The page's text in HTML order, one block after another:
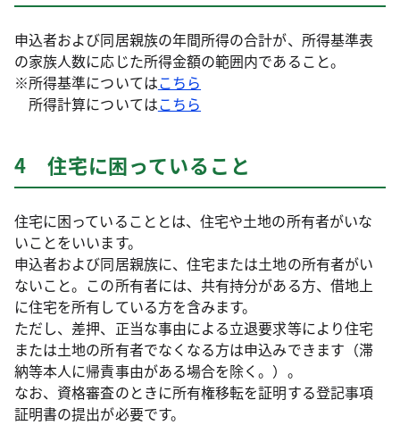
申込者および同居親族の年間所得の合計が、所得基準表
の家族人数に応じた所得金額の範囲内であること。
※所得基準についてはこちら
所得計算についてはこちら
4 住宅に困っていること
住宅に困っていることとは、住宅や土地の所有者がいな
いことをいいます。
申込者および同居親族に、住宅または土地の所有者がい
ないこと。この所有者には、共有持分がある方、借地上
に住宅を所有している方を含みます。
ただし、差押、正当な事由による立退要求等により住宅
または土地の所有者でなくなる方は申込みできます（滞
納等本人に帰責事由がある場合を除く。）。
なお、資格審査のときに所有権移転を証明する登記事項
証明書の提出が必要です。